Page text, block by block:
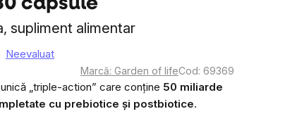
capsule
supliment alimentar
Neevaluat
Marcă: Garden of lifeCod: 69369
„triple-action” care conține 50 miliarde
cu prebiotice și postbiotice.